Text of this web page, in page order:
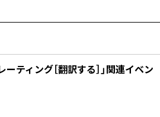
ティング［翻訳する］」関連イベン